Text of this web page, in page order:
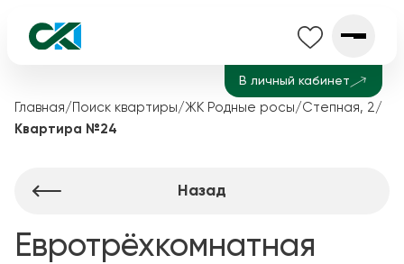
В личный кабинет
Главная/ Поиск квартиры/ЖК Родные росы/Степная, 2/
Квартира №24
Назад
Евротрёхкомнатная